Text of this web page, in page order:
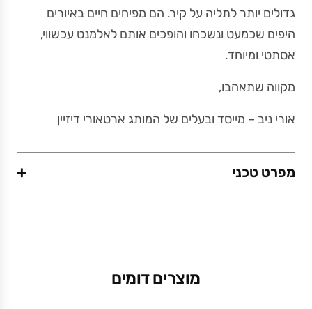
גדולים יותר לתליה על קיר. הם מפיחים חיים באיורים
היפים שכמעט ונשכחו והופכים אותם לאלמנט עכשווי,
אסתטי ומיוחד.
מקווה שתאהבו,
אורי ניב – מייסד ובעלים של המותג ארטאורי דיזיין
מפרט טכני +
משקל (גרם)
מוצרים דומים